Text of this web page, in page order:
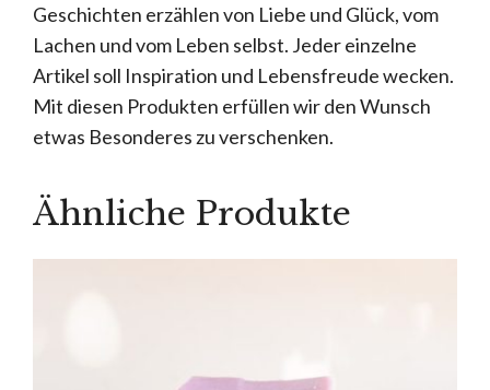
Geschichten erzählen von Liebe und Glück, vom
Lachen und vom Leben selbst. Jeder einzelne
Artikel soll Inspiration und Lebensfreude wecken.
Mit diesen Produkten erfüllen wir den Wunsch
etwas Besonderes zu verschenken.
Ähnliche Produkte